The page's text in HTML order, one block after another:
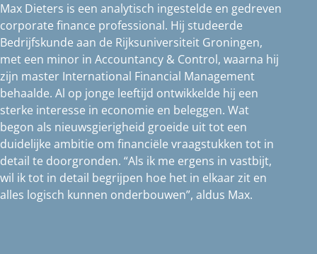
Max Dieters is een analytisch ingestelde en gedreven
corporate finance professional. Hij studeerde
Bedrijfskunde aan de Rijksuniversiteit Groningen,
met een minor in Accountancy & Control, waarna hij
zijn master International Financial Management
behaalde. Al op jonge leeftijd ontwikkelde hij een
sterke interesse in economie en beleggen. Wat
begon als nieuwsgierigheid groeide uit tot een
duidelijke ambitie om financiële vraagstukken tot in
detail te doorgronden. “Als ik me ergens in vastbijt,
wil ik tot in detail begrijpen hoe het in elkaar zit en
alles logisch kunnen onderbouwen”, aldus Max.